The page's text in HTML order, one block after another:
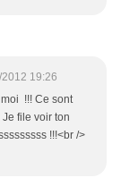
19:26
!!! Ce sont
file voir ton
!!!<br />